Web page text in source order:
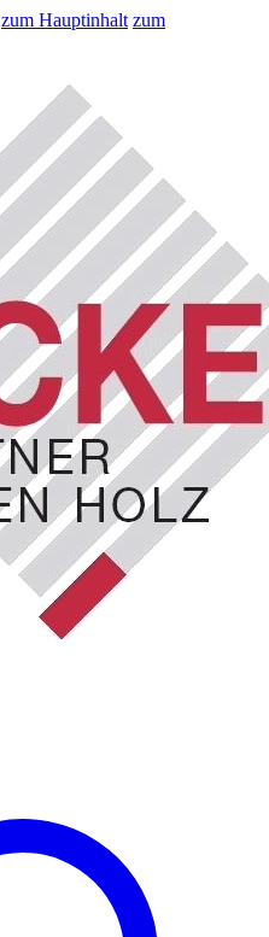
zum Hauptinhalt zum